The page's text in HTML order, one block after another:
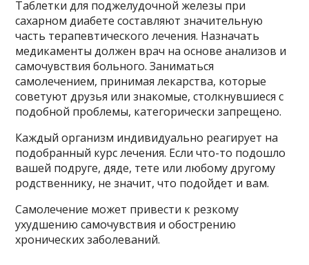
Таблетки для поджелудочной железы при
сахарном диабете составляют значительную
часть терапевтического лечения. Назначать
медикаменты должен врач на основе анализов и
самочувствия больного. Заниматься
самолечением, принимая лекарства, которые
советуют друзья или знакомые, столкнувшиеся с
подобной проблемы, категорически запрещено.
Каждый организм индивидуально реагирует на
подобранный курс лечения. Если что-то подошло
вашей подруге, дяде, тете или любому другому
родственнику, не значит, что подойдет и вам.
Самолечение может привести к резкому
ухудшению самочувствия и обострению
хронических заболеваний.